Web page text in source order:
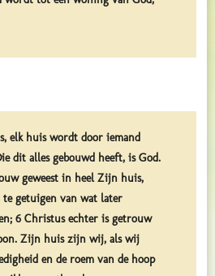
elk huis wordt door iemand
dit alles gebouwd heeft, is God.
geweest in heel Zijn huis,
te getuigen van wat later
6 Christus echter is getrouw
Zijn huis zijn wij, als wij
en de roem van de hoop